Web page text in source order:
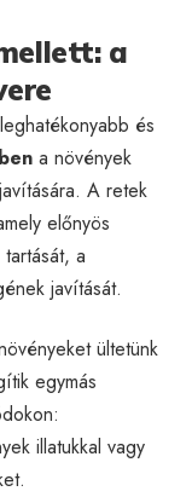
a
és
a növények
A retek
előnyös
a
javítását.
ültetünk
egymás
illatukkal vagy